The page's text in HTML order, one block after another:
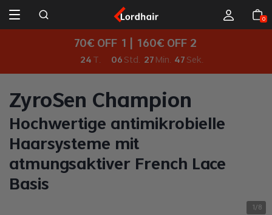
0
70€ OFF 1 | 160€ OFF 2
24 T. 06Std. 27 Min. 46 Sek.
ZyroSen Champion
Hochwertige antimikrobielle
Haarsysteme mit
atmungsaktiver French Lace
Basis
1 /8